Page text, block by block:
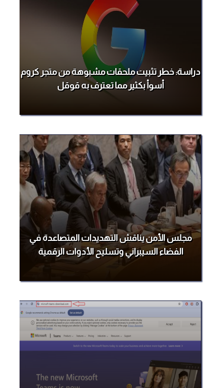
دراسة: خطر تثبيت ملحقات مشبوهة من متجر كروم
أسوأ بكثير مما تعترف به قوقل
مجلس الأمن يناقش التهديدات المتصاعدة في
الفضاء السيبراني وتسليح الأدوات الرقمية